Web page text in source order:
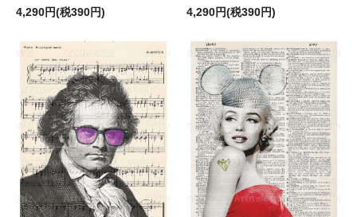
4,290円(税390円)
4,290円(税390円)